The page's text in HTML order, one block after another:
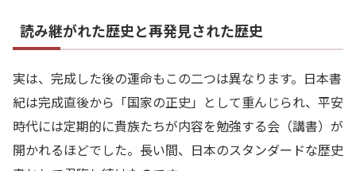
読み継がれた歴史と再発見された歴史
実は、完成した後の運命もこの二つは異なります。日本書
紀は完成直後から「国家の正史」として重んじられ、平安
時代には定期的に貴族たちが内容を勉強する会（講書）が
開かれるほどでした。長い間、日本のスタンダードな歴史